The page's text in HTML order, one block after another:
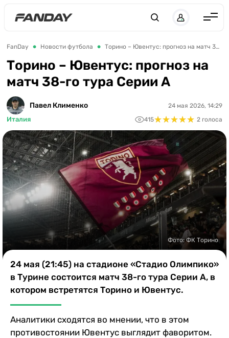
Англия
Испания
Германия
Франция
Украина
ЛЧ
ЛЕ
ЧЕ-2028
Букмекеры
Казино
FanDay Новости футбола Торино – Ювентус: прогноз на матч 38-го тура Серии А
Торино – Ювентус: прогноз на
матч 38-го тура Серии А
Павел Клименко
Италия
24 мая 2026, 14:29
415★★★★★
★★★★★ 2 голоса
Фото: ФК Торино
24 мая (21:45) на стадионе «Стадио Олимпико»
в Турине состоится матч 38-го тура Серии А, в
котором встретятся Торино и Ювентус.
Аналитики сходятся во мнении, что в этом
противостоянии Ювентус выглядит фаворитом.